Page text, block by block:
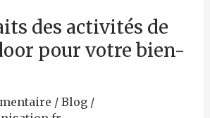
des activités de
pour votre bien-
/ Blog/